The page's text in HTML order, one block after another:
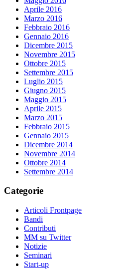
Aprile 2016
Marzo 2016
Febbraio 2016
Gennaio 2016
Dicembre 2015
Novembre 2015
Ottobre 2015
Settembre 2015
Luglio 2015
Giugno 2015
Maggio 2015
Aprile 2015
Marzo 2015
Febbraio 2015
Gennaio 2015
Dicembre 2014
Novembre 2014
Ottobre 2014
Settembre 2014
Categorie
Articoli Frontpage
Bandi
Contributi
MM su Twitter
Notizie
Seminari
Start-up